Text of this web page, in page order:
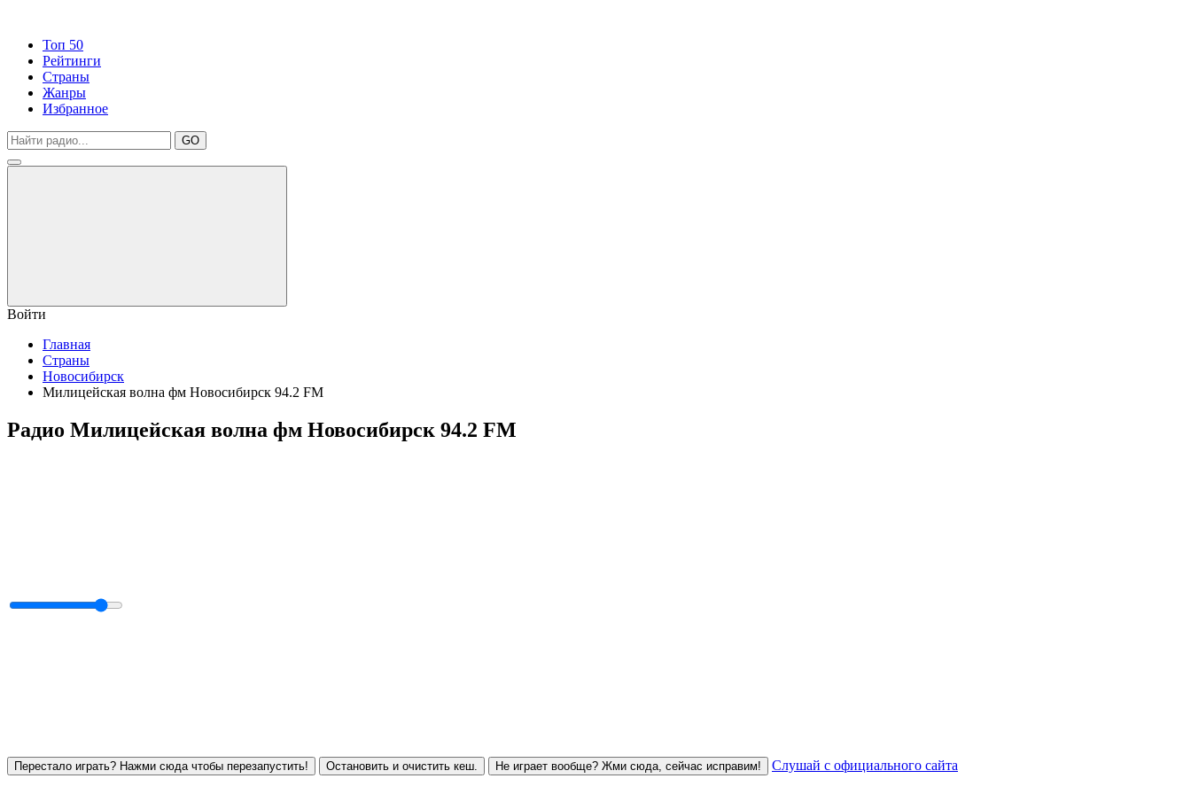
Топ 50
Рейтинги
Страны
Жанры
Избранное
GO
Войти
Главная
Страны
Новосибирск
Милицейская волна фм Новосибирск 94.2 FM
Радио Милицейская волна фм Новосибирск 94.2 FM
Перестало играть? Нажми сюда чтобы перезапустить! Остановить и очистить кеш. Не играет вообще? Жми сюда, сейчас исправим! Слушай с официального сайта